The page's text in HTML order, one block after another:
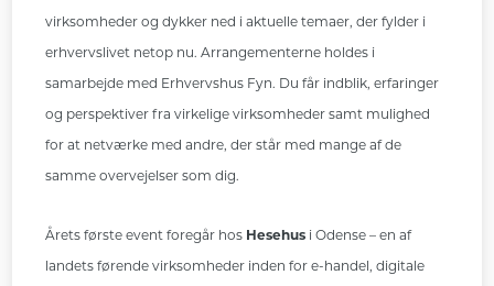
virksomheder og dykker ned i aktuelle temaer, der fylder i
erhvervslivet netop nu. Arrangementerne holdes i
samarbejde med Erhvervshus Fyn. Du får indblik, erfaringer
og perspektiver fra virkelige virksomheder samt mulighed
for at netværke med andre, der står med mange af de
samme overvejelser som dig.
Årets første event foregår hos Hesehusi Odense – en af
landets førende virksomheder inden for e-handel, digitale